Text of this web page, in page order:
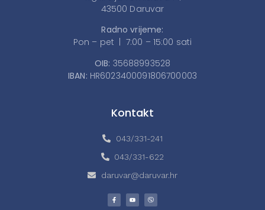
43500 Daruvar
Radno vrijeme:
Pon – pet | 7:00 – 15:00 sati
OIB: 35688993528
IBAN: HR6023400091806700003
Kontakt
043/331-241
043/331-622
daruvar@daruvar.hr